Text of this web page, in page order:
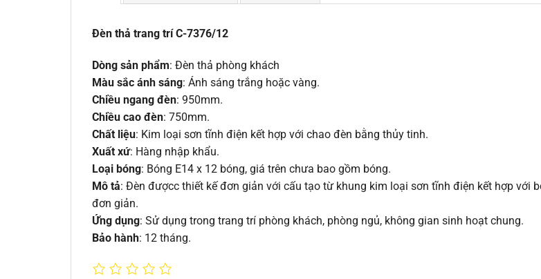
Đèn thả trang trí C-7376/12
Dòng sản phẩm: Đèn thả phòng khách
Màu sắc ánh sáng: Ánh sáng trắng hoặc vàng.
Chiều ngang đèn: 950mm.
Chiều cao đèn: 750mm.
Chất liệu: Kim loại sơn tĩnh điện kết hợp với chao đèn bằng thủy tinh.
Xuất xứ: Hàng nhập khẩu.
Loại bóng: Bóng E14 x 12 bóng, giá trên chưa bao gồm bóng.
Mô tả: Đèn đượcc thiết kế đơn giản với cấu tạo từ khung kim loại sơn tĩnh điện kết hợp với
đơn giản.
Ứng dụng: Sử dụng trong trang trí phòng khách, phòng ngủ, không gian sinh hoạt chung.
Bảo hành: 12 tháng.